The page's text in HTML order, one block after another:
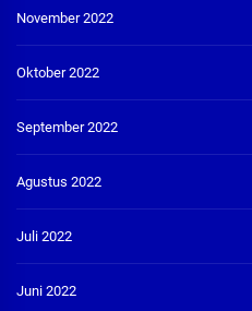
November 2022
Oktober 2022
September 2022
Agustus 2022
Juli 2022
Juni 2022